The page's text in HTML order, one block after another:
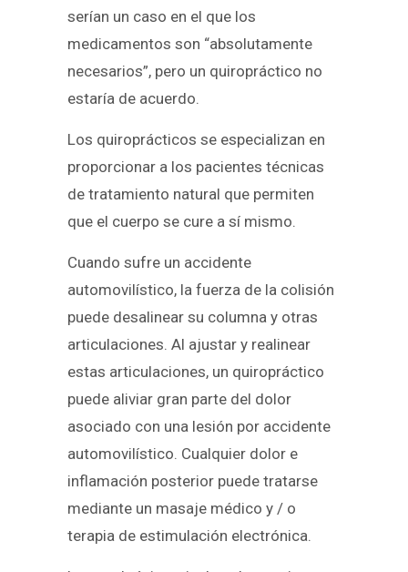
serían un caso en el que los
medicamentos son “absolutamente
necesarios”, pero un quiropráctico no
estaría de acuerdo.
Los quiroprácticos se especializan en
proporcionar a los pacientes técnicas
de tratamiento natural que permiten
que el cuerpo se cure a sí mismo.
Cuando sufre un accidente
automovilístico, la fuerza de la colisión
puede desalinear su columna y otras
articulaciones. Al ajustar y realinear
estas articulaciones, un quiropráctico
puede aliviar gran parte del dolor
asociado con una lesión por accidente
automovilístico. Cualquier dolor e
inflamación posterior puede tratarse
mediante un masaje médico y / o
terapia de estimulación electrónica.